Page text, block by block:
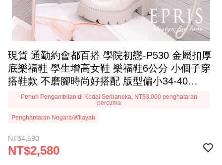
現貨 通勤約會都百搭 學院初戀-P530 金屬扣厚
底樂福鞋 學生增高女鞋 樂福鞋6公分 小個子穿
搭鞋款 不磨腳時尚好搭配 版型偏小34-40
EPRIS艾佩絲-裸米白
Penuh Pengambilan di Kedai Serbaneka, NT$3,000 penghataran
percuma
Penghantaran Negara/Wilayah
NT$4,590
NT$2,580